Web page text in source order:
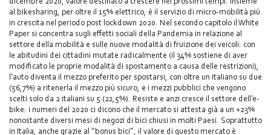
al bikesharing, per oltre il 15% elettrico, è il servizio di micro-mobilità più
in crescita nel periodo post lockdown 2020. Nel secondo capitolo il White
Paper si concentra sugli effetti sociali della Pandemia in relazione al
settore della mobilità e sulle nuove modalità di fruizione dei veicoli: con
le abitudini dei cittadini mutate radicalmente (il 34% sostiene di aver
modificato le proprie modalità di spostamento a causa delle restrizioni),
l’auto diventa il mezzo preferito per spostarsi, con oltre un italiano su due
(56,7%) a ritenerla il mezzo più sicuro, e i mezzi pubblici che vengono
scelti solo da 2 italiani su 5 (22,5%). Resiste e anzi cresce il settore dell’e-
bike: i numeri del 2020 ci dicono che il mercato si attesta già a un +23%
nonostante diversi mesi di negozi di bici chiusi in molti Paesi. Soprattutto
in Italia, anche grazie al “bonus bici”, il valore di questo mercato è